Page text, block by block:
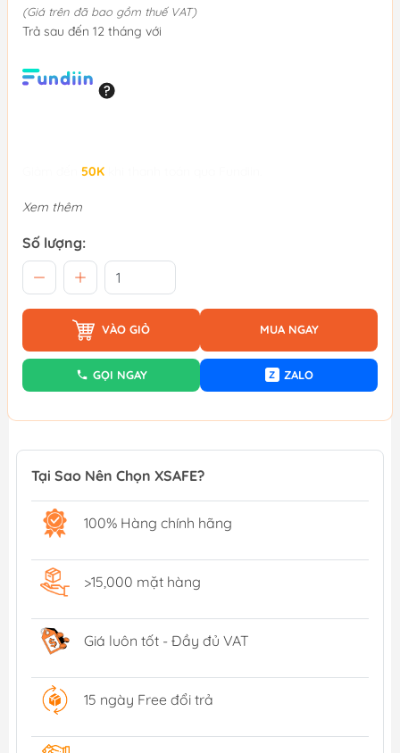
(Giá trên đã bao gồm thuế VAT)
Trả sau đến 12 tháng với
50K
Xem thêm
Số lượng:
VÀO GIỎ MUA NGAY
GỌI NGAY Z ZALO
Tại Sao Nên Chọn XSAFE?
100% Hàng chính hãng
>15,000 mặt hàng
Giá luôn tốt - Đầy đủ VAT
15 ngày Free đổi trả